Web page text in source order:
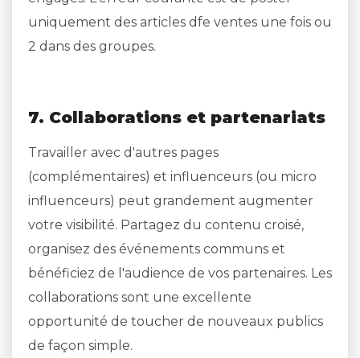
uniquement des articles dfe ventes une fois ou
2 dans des groupes.
7. Collaborations et partenariats
Travailler avec d'autres pages
(complémentaires) et influenceurs (ou micro
influenceurs) peut grandement augmenter
votre visibilité. Partagez du contenu croisé,
organisez des événements communs et
bénéficiez de l'audience de vos partenaires. Les
collaborations sont une excellente
opportunité de toucher de nouveaux publics
de façon simple.